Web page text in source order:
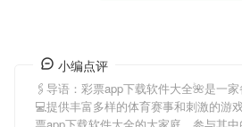
小编点评
🖇导语： 彩票app下载软件大全🌺是一家
💻提供丰富多样的体育赛事和刺激的游